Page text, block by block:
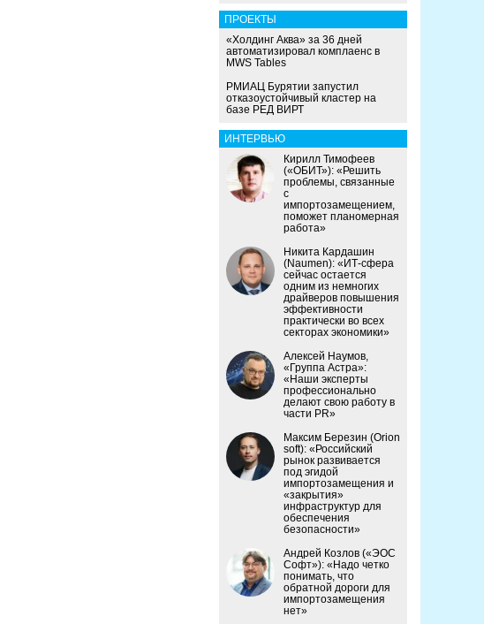
ПРОЕКТЫ
«Холдинг Аква» за 36 дней
автоматизировал комплаенс в
MWS Tables
РМИАЦ Бурятии запустил
отказоустойчивый кластер на
базе РЕД ВИРТ
ИНТЕРВЬЮ
Кирилл Тимофеев
(«ОБИТ»): «Решить
проблемы, связанные
с
импортозамещением,
поможет планомерная
работа»
Никита Кардашин
(Naumen): «ИТ-сфера
сейчас остается
одним из немногих
драйверов повышения
эффективности
практически во всех
секторах экономики»
Алексей Наумов,
«Группа Астра»:
«Наши эксперты
профессионально
делают свою работу в
части PR»
Максим Березин (Orion
soft): «Российский
рынок развивается
под эгидой
импортозамещения и
«закрытия»
инфраструктур для
обеспечения
безопасности»
Андрей Козлов («ЭОС
Софт»): «Надо четко
понимать, что
обратной дороги для
импортозамещения
нет»